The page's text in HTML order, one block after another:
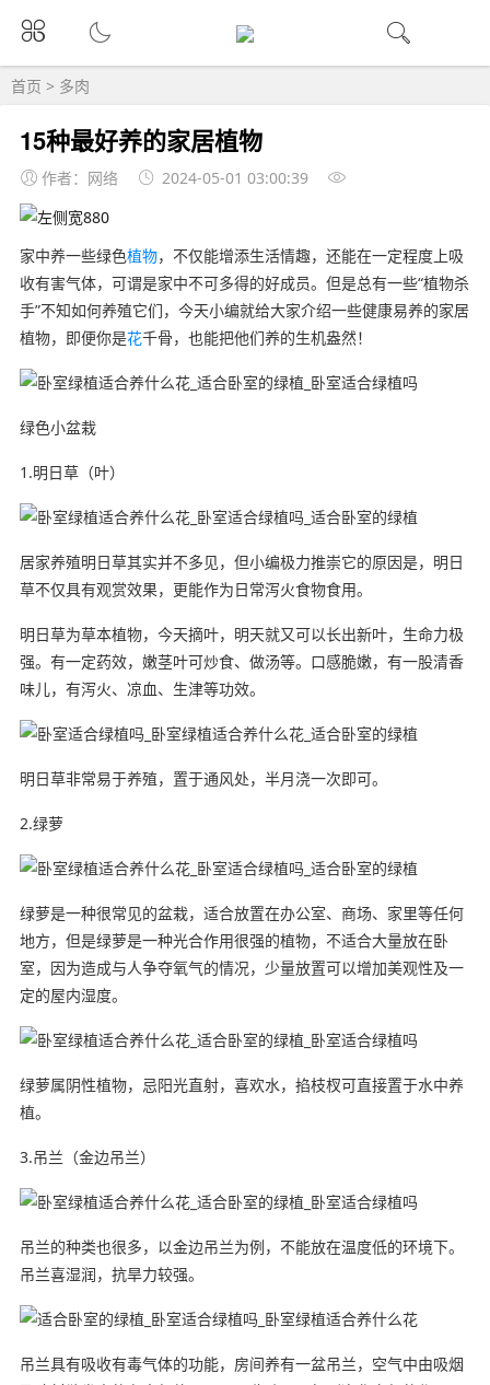
首页 > 多肉
15种最好养的家居植物
作者：网络 2024-05-01 03:00:39
家中养一些绿色植物，不仅能增添生活情趣，还能在一定程度上吸
收有害气体，可谓是家中不可多得的好成员。但是总有一些“植物杀
手”不知如何养殖它们，今天小编就给大家介绍一些健康易养的家居
植物，即便你是花千骨，也能把他们养的生机盎然！
绿色小盆栽
1.明日草（叶）
居家养殖明日草其实并不多见，但小编极力推崇它的原因是，明日
草不仅具有观赏效果，更能作为日常泻火食物食用。
明日草为草本植物，今天摘叶，明天就又可以长出新叶，生命力极
强。有一定药效，嫩茎叶可炒食、做汤等。口感脆嫩，有一股清香
味儿，有泻火、凉血、生津等功效。
明日草非常易于养殖，置于通风处，半月浇一次即可。
2.绿萝
绿萝是一种很常见的盆栽，适合放置在办公室、商场、家里等任何
地方，但是绿萝是一种光合作用很强的植物，不适合大量放在卧
室，因为造成与人争夺氧气的情况，少量放置可以增加美观性及一
定的屋内湿度。
绿萝属阴性植物，忌阳光直射，喜欢水，掐枝杈可直接置于水中养
植。
3.吊兰（金边吊兰）
吊兰的种类也很多，以金边吊兰为例，不能放在温度低的环境下。
吊兰喜湿润，抗旱力较强。
吊兰具有吸收有毒气体的功能，房间养有一盆吊兰，空气中由吸烟